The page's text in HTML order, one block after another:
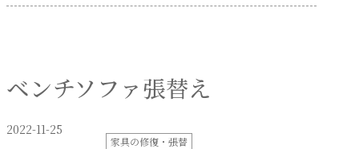
ベンチソファ張替え
2022-11-25
家具の修復・張替